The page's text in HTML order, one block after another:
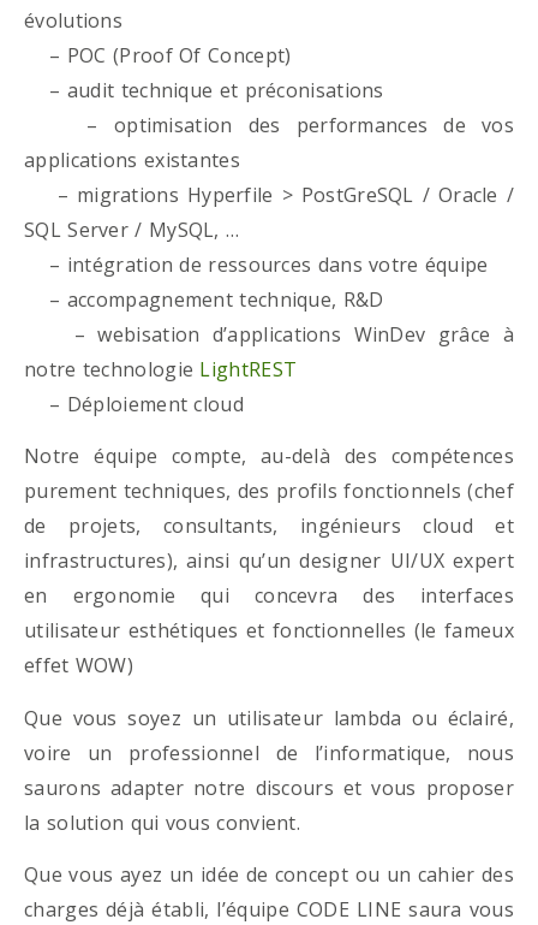
évolutions
– POC (Proof Of Concept)
– audit technique et préconisations
– optimisation des performances de vos
applications existantes
– migrations Hyperfile > PostGreSQL / Oracle /
SQL Server / MySQL, …
– intégration de ressources dans votre équipe
– accompagnement technique, R&D
– webisation d’applications WinDev grâce à
notre technologie LightREST
– Déploiement cloud
Notre équipe compte, au-delà des compétences
purement techniques, des profils fonctionnels (chef
de projets, consultants, ingénieurs cloud et
infrastructures), ainsi qu’un designer UI/UX expert
en ergonomie qui concevra des interfaces
utilisateur esthétiques et fonctionnelles (le fameux
effet WOW)
Que vous soyez un utilisateur lambda ou éclairé,
voire un professionnel de l’informatique, nous
saurons adapter notre discours et vous proposer
la solution qui vous convient.
Que vous ayez un idée de concept ou un cahier des
charges déjà établi, l’équipe CODE LINE saura vous